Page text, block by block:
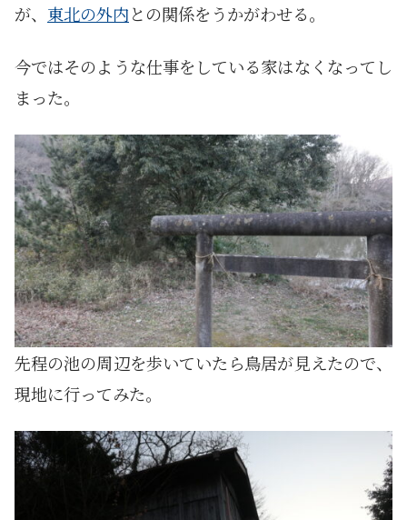
が、 東北の外内との関係をうかがわせる。
今ではそのような仕事をしている家はなくなってし
まった。
先程の池の周辺を歩いていたら鳥居が見えたので、
現地に行ってみた。